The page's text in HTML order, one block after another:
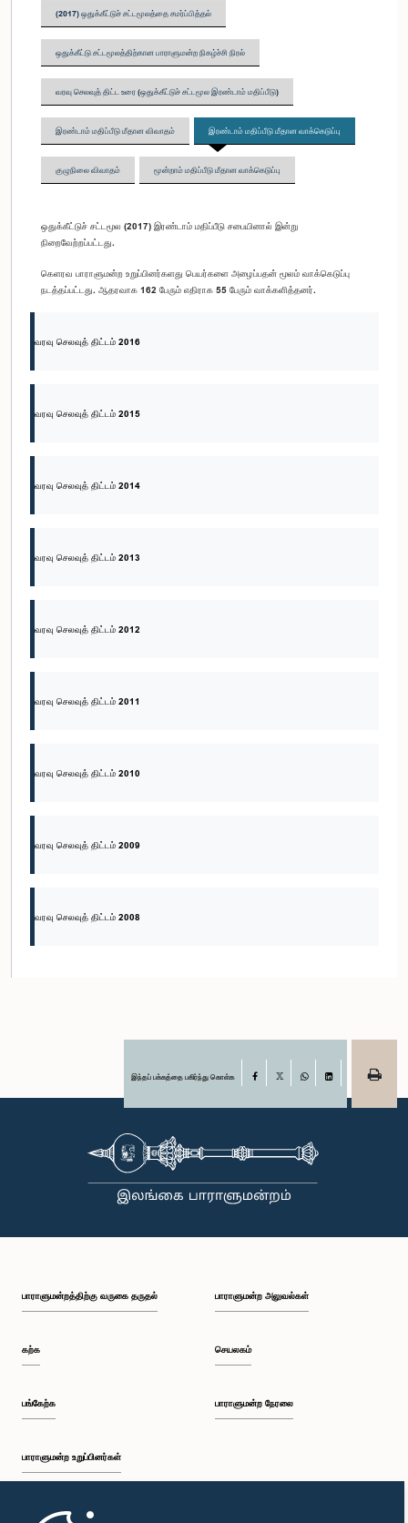
(2017) ஒதுக்கீட்டுச் சட்டமூலத்தை சமர்ப்பித்தல்
ஒதுக்கீட்டு சட்டமூலத்திற்கான பாராளுமன்ற நிகழ்ச்சி நிரல்
வரவு செலவுத் திட்ட உரை (ஒதுக்கீட்டுச் சட்டமூல இரண்டாம் மதிப்பீடு)
இரண்டாம் மதிப்பீடு மீதான விவாதம் இரண்டாம் மதிப்பீடு மீதான வாக்கெடுப்பு
குழுநிலை விவாதம் மூன்றாம் மதிப்பீடு மீதான வாக்கெடுப்பு
ஒதுக்கீட்டுச் சட்டமூல (2017) இரண்டாம் மதிப்பீடு சபையினால் இன்று
நிறைவேற்றப்பட்டது.
கெளரவ பாராளுமன்ற உறுப்பினர்களது பெயர்களை அழைப்பதன் மூலம் வாக்கெடுப்பு
நடத்தப்பட்டது. ஆதரவாக 162 பேரும் எதிராக 55 பேரும் வாக்களித்தனர்.
வரவு செலவுத் திட்டம் 2016
வரவு செலவுத் திட்டம் 2015
வரவு செலவுத் திட்டம் 2014
வரவு செலவுத் திட்டம் 2013
வரவு செலவுத் திட்டம் 2012
வரவு செலவுத் திட்டம் 2011
வரவு செலவுத் திட்டம் 2010
வரவு செலவுத் திட்டம் 2009
வரவு செலவுத் திட்டம் 2008
இந்தப் பக்கத்தை பகிர்ந்து கொள்க Facebook
பாராளுமன்றத்திற்கு வருகை தருதல்
கற்க
பங்கேற்க
பாராளுமன்ற உறுப்பினர்கள்
முதற்பக்கம்
பாராளுமன்ற அலுவல்கள்
செயலகம்
பாராளுமன்ற நேரலை